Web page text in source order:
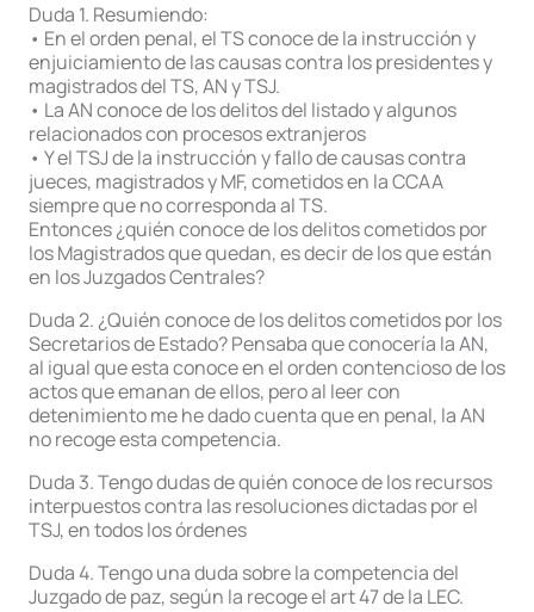
Duda 1. Resumiendo:
• En el orden penal, el TS conoce de la instrucción y
enjuiciamiento de las causas contra los presidentes y
magistrados del TS, AN y TSJ.
• La AN conoce de los delitos del listado y algunos
relacionados con procesos extranjeros
• Y el TSJ de la instrucción y fallo de causas contra
jueces, magistrados y MF, cometidos en la CCAA
siempre que no corresponda al TS.
Entonces ¿quién conoce de los delitos cometidos por
los Magistrados que quedan, es decir de los que están
en los Juzgados Centrales?
Duda 2. ¿Quién conoce de los delitos cometidos por los
Secretarios de Estado? Pensaba que conocería la AN,
al igual que esta conoce en el orden contencioso de los
actos que emanan de ellos, pero al leer con
detenimiento me he dado cuenta que en penal, la AN
no recoge esta competencia.
Duda 3. Tengo dudas de quién conoce de los recursos
interpuestos contra las resoluciones dictadas por el
TSJ, en todos los órdenes
Duda 4. Tengo una duda sobre la competencia del
Juzgado de paz, según la recoge el art 47 de la LEC.